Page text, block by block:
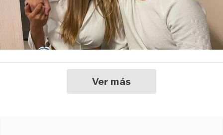
Ver más